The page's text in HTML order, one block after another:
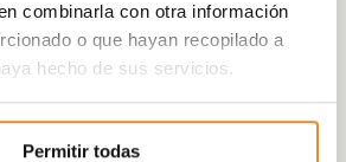
combinarla con otra información
o que hayan recopilado a
hecho de sus servicios.
Permitir todas